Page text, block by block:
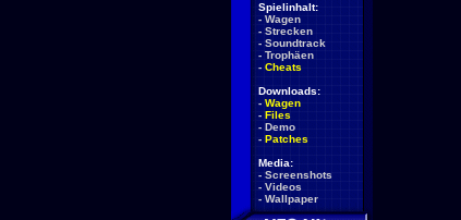
Spielinhalt:
- Wagen
- Strecken
- Soundtrack
- Trophäen
- Cheats
Downloads:
- Wagen
- Files
- Demo
- Patches
Media:
- Screenshots
- Videos
- Wallpaper